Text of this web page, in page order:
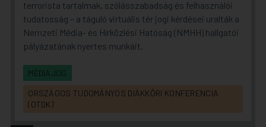
terrorista tartalmak, szólásszabadság és felhasználói
tudatosság – a táguló virtuális tér jogi kérdései uralták a
Nemzeti Média- és Hírközlési Hatóság (NMHH) hallgatói
pályázatának nyertes munkáit.
MÉDIAJOG
ORSZÁGOS TUDOMÁNYOS DIÁKKÖRI KONFERENCIA
(OTDK)